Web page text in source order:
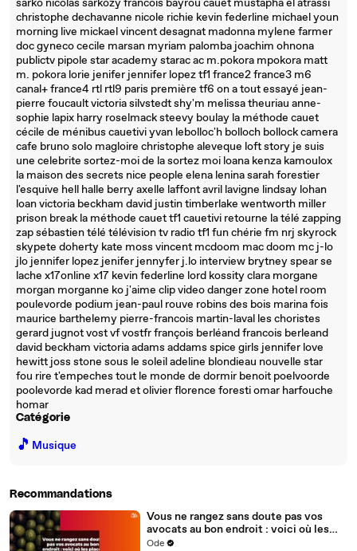
sarko nicolas sarkozy francois bayrou cauet mustapha el atrassi
christophe dechavanne nicole richie kevin federline michael youn
morning live mickael vincent desagnat madonna mylene farmer
doc gyneco cecile marsan myriam palomba joachim ohnona
publictv pipole star academy starac ac m.pokora mpokora matt
m. pokora lorie jenifer jennifer lopez tf1 france2 france3 m6
canal+ france4 rtl rtl9 paris première tf6 on a tout essayé jean-
pierre foucault victoria silvstedt shy'm melissa theuriau anne-
sophie lapix harry roselmack steevy boulay la méthode cauet
cécile de ménibus cauetivi yvan lebolloc'h bolloch bollock camera
cafe bruno solo magloire christophe aleveque loft story je suis
une celebrite sortez-moi de la sortez moi loana kenza kamoulox
la maison des secrets nice people elena lenina sarah forestier
l'esquive hell halle berry axelle laffont avril lavigne lindsay lohan
loan victoria beckham david justin timberlake wentworth miller
prison break la méthode cauet tf1 cauetivi retourne la télé zapping
zap sébastien télé télévision tv radio tf1 fun chérie fm nrj skyrock
skypete doherty kate moss vincent mcdoom mac doom mc j-lo
jlo jennifer lopez jenifer jennyfer j.lo interview brytney spear se
lache x17online x17 kevin federline lord kossity clara morgane
morgan morganne ko j'aime clip video danger zone hotel room
poulevorde podium jean-paul rouve robins des bois marina fois
maurice barthelemy pierre-francois martin-laval les choristes
gerard jugnot vost vf vostfr françois berléand francois berleand
david beckham victoria adams addams spice girls jennifer love
hewitt joss stone sous le soleil adeline blondieau nouvelle star
fou rire t'empeches tout le monde de dormir benoit poelvoorde
poolevorde kad merad et olivier florence foresti omar harfouche
homar
Catégorie
🎵 Musique
Recommandations
Vous ne rangez sans doute pas vos
avocats au bon endroit : voici où les
placer pour une chair parfaite
Ode